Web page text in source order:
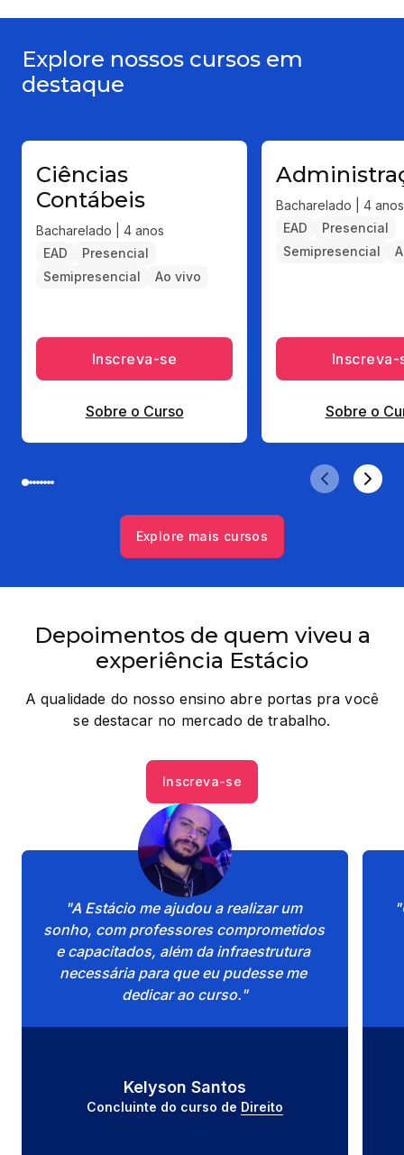
Explore nossos cursos em
destaque
Ciências
Contábeis
Bacharelado | 4 anos
EAD
Presencial
Semipresencial
Ao vivo
Inscreva-se
Sobre o Curso
Bacharelado | 4 anos
EAD
Presencial
Semipresencial
Inscreva-
Sobre o
Explore mais cursos
Depoimentos de quem viveu a
experiência Estácio
A qualidade do nosso ensino abre portas pra você
se destacar no mercado de trabalho.
Inscreva-se
"A Estácio me ajudou a realizar um
sonho, com professores comprometidos
e capacitados, além da infraestrutura
necessária para que eu pudesse me
dedicar ao curso."
Kelyson Santos
Concluinte do curso de Direito